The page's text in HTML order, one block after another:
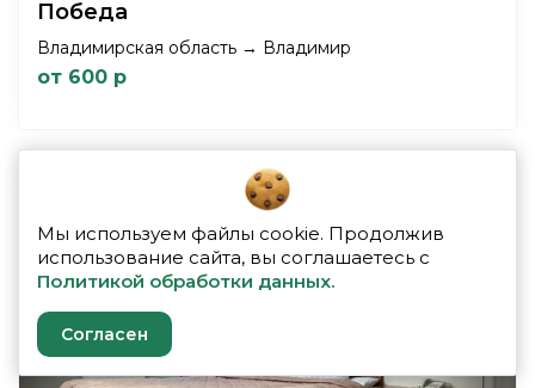
Победа
Владимирская область → Владимир
от 600 р
Previous
Мы используем файлы cookie. Продолжив
использование сайта, вы соглашаетесь с
Политикой обработки данных.
Согласен